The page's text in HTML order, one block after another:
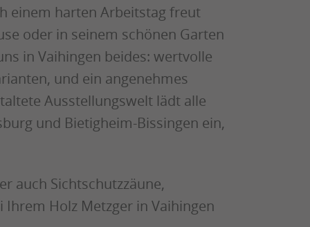
einem harten Arbeitstag freut
oder in seinem schönen Garten
in Vaihingen beides: wertvolle
und ein angenehmes
Ausstellungswelt lädt alle
und Bietigheim-Bissingen ein,
auch Sichtschutzzäune,
Holz Metzger in Vaihingen